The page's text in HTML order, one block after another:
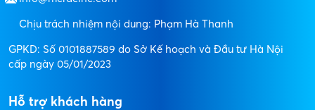
Chịu trách nhiệm nội dung: Phạm Hà Thanh
GPKD: Số 0101887589 do Sở Kế hoạch và Đầu tư Hà Nội
cấp ngày 05/01/2023
Hỗ trợ khách hàng